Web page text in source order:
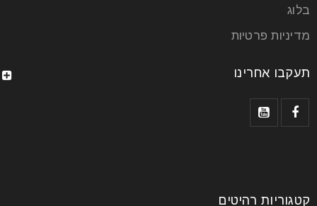
בלוג
מדיניות פרטיות
תעקבו אחרינו
קטגוריות רהיטים